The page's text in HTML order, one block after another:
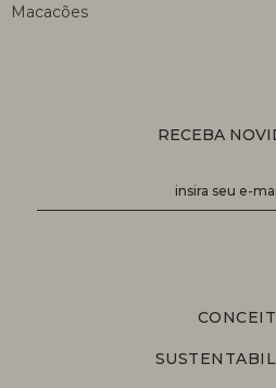
Macacões
RECEBA